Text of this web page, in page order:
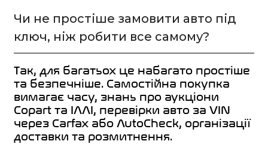
Чи не простіше замовити авто під
ключ, ніж робити все самому?
Так, для багатьох це набагато простіше
та безпечніше. Самостійна покупка
вимагає часу, знань про аукціони
Copart та IAAI, перевірки авто за VIN
через Carfax або AutoCheck, організації
доставки та розмитнення.